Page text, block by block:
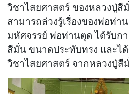
วิชาไสยศาสตร์ ของหลวงปู่สี
สามารถล่วงรู้เรื่องของพ่อท่าน
มหัศจรรย์ พ่อท่านตุด ได้รับก
สีมั่น ขนาดประทับทรง และไ
วิชาไสยศาสตร์ จากหลวงปู่สี